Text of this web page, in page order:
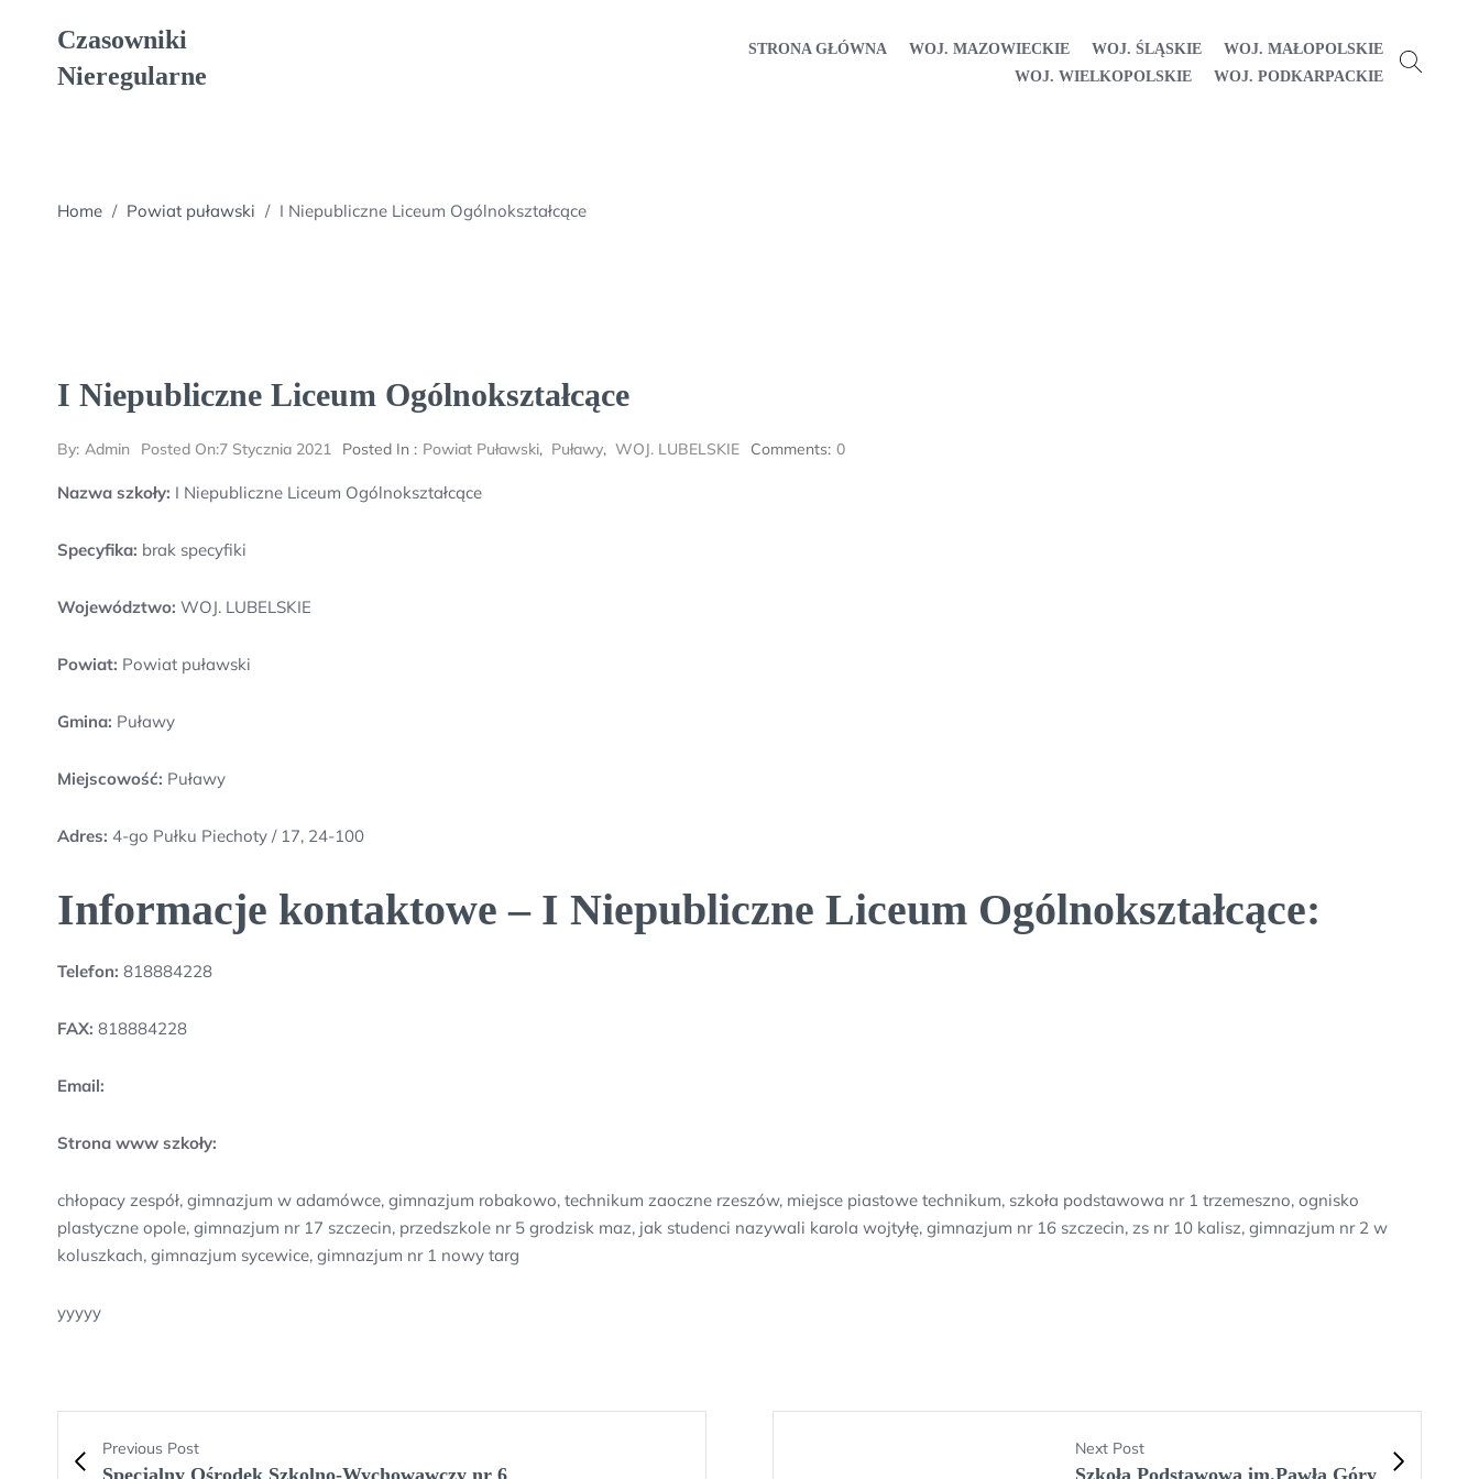
Czasowniki
Nieregularne
STRONA GŁÓWNA WOJ. MAZOWIECKIE WOJ. ŚLĄSKIE
WOJ. MAŁOPOLSKIE
WOJ. WIELKOPOLSKIE
WOJ. PODKARPACKIE
Home / Powiat puławski / I Niepubliczne Liceum Ogólnokształcące
I Niepubliczne Liceum Ogólnokształcące
By: Admin Posted On:7 Stycznia 2021 Posted In : Powiat Puławski, Puławy, WOJ. LUBELSKIE Comments: 0
Nazwa szkoły: I Niepubliczne Liceum Ogólnokształcące
Specyfika: brak specyfiki
Województwo: WOJ. LUBELSKIE
Powiat: Powiat puławski
Gmina: Puławy
Miejscowość: Puławy
Adres: 4-go Pułku Piechoty / 17, 24-100
Informacje kontaktowe – I Niepubliczne Liceum Ogólnokształcące:
Telefon: 818884228
FAX: 818884228
Email:
Strona www szkoły:
chłopacy zespół, gimnazjum w adamówce, gimnazjum robakowo, technikum zaoczne rzeszów, miejsce piastowe technikum, szkoła podstawowa nr 1 trzemeszno, ognisko
plastyczne opole, gimnazjum nr 17 szczecin, przedszkole nr 5 grodzisk maz, jak studenci nazywali karola wojtyłę, gimnazjum nr 16 szczecin, zs nr 10 kalisz, gimnazjum nr 2 w
koluszkach, gimnazjum sycewice, gimnazjum nr 1 nowy targ
yyyyy
Previous Post
Specjalny Ośrodek Szkolno-Wychowawczy nr 6
Next Post
Szkoła Podstawowa im.Pawła Góry